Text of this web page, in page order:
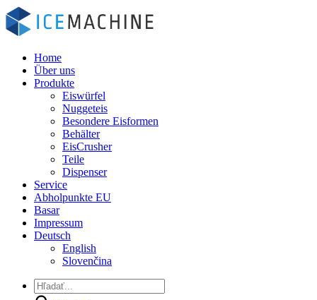
Home
Über uns
Produkte
Eiswürfel
Nuggeteis
Besondere Eisformen
Behälter
EisCrusher
Teile
Dispenser
Service
Abholpunkte EU
Basar
Impressum
Deutsch
English
Slovenčina